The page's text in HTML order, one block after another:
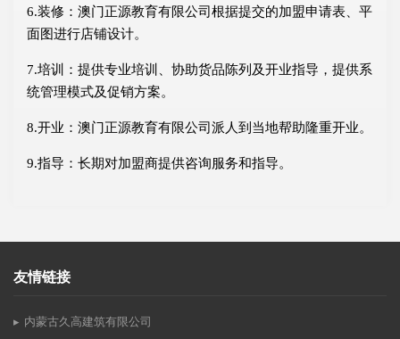
6.装修：澳门正源教育有限公司根据提交的加盟申请表、平
面图进行店铺设计。
7.培训：提供专业培训、协助货品陈列及开业指导，提供系
统管理模式及促销方案。
8.开业：澳门正源教育有限公司派人到当地帮助隆重开业。
9.指导：长期对加盟商提供咨询服务和指导。
友情链接
内蒙古久高建筑有限公司